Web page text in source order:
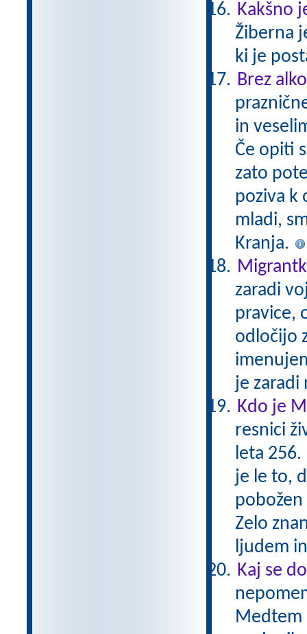
Kakšno
Žiberna
ki je
Brez
in
Če opiti
zato
poziva k
mladi,
Kranja.
zaradi
pravice,
odločijo
je
Kdo je
resnici
leta
je le to,
Zelo
ljudem
Kaj se
Medtem